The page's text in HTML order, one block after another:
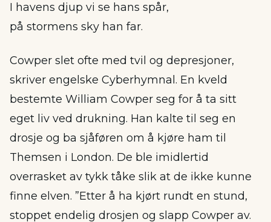
I havens djup vi se hans spår,
på stormens sky han far.
Cowper slet ofte med tvil og depresjoner,
skriver engelske Cyberhymnal. En kveld
bestemte William Cowper seg for å ta sitt
eget liv ved drukning. Han kalte til seg en
drosje og ba sjåføren om å kjøre ham til
Themsen i London. De ble imidlertid
overrasket av tykk tåke slik at de ikke kunne
finne elven. ”Etter å ha kjørt rundt en stund,
stoppet endelig drosjen og slapp Cowper av.